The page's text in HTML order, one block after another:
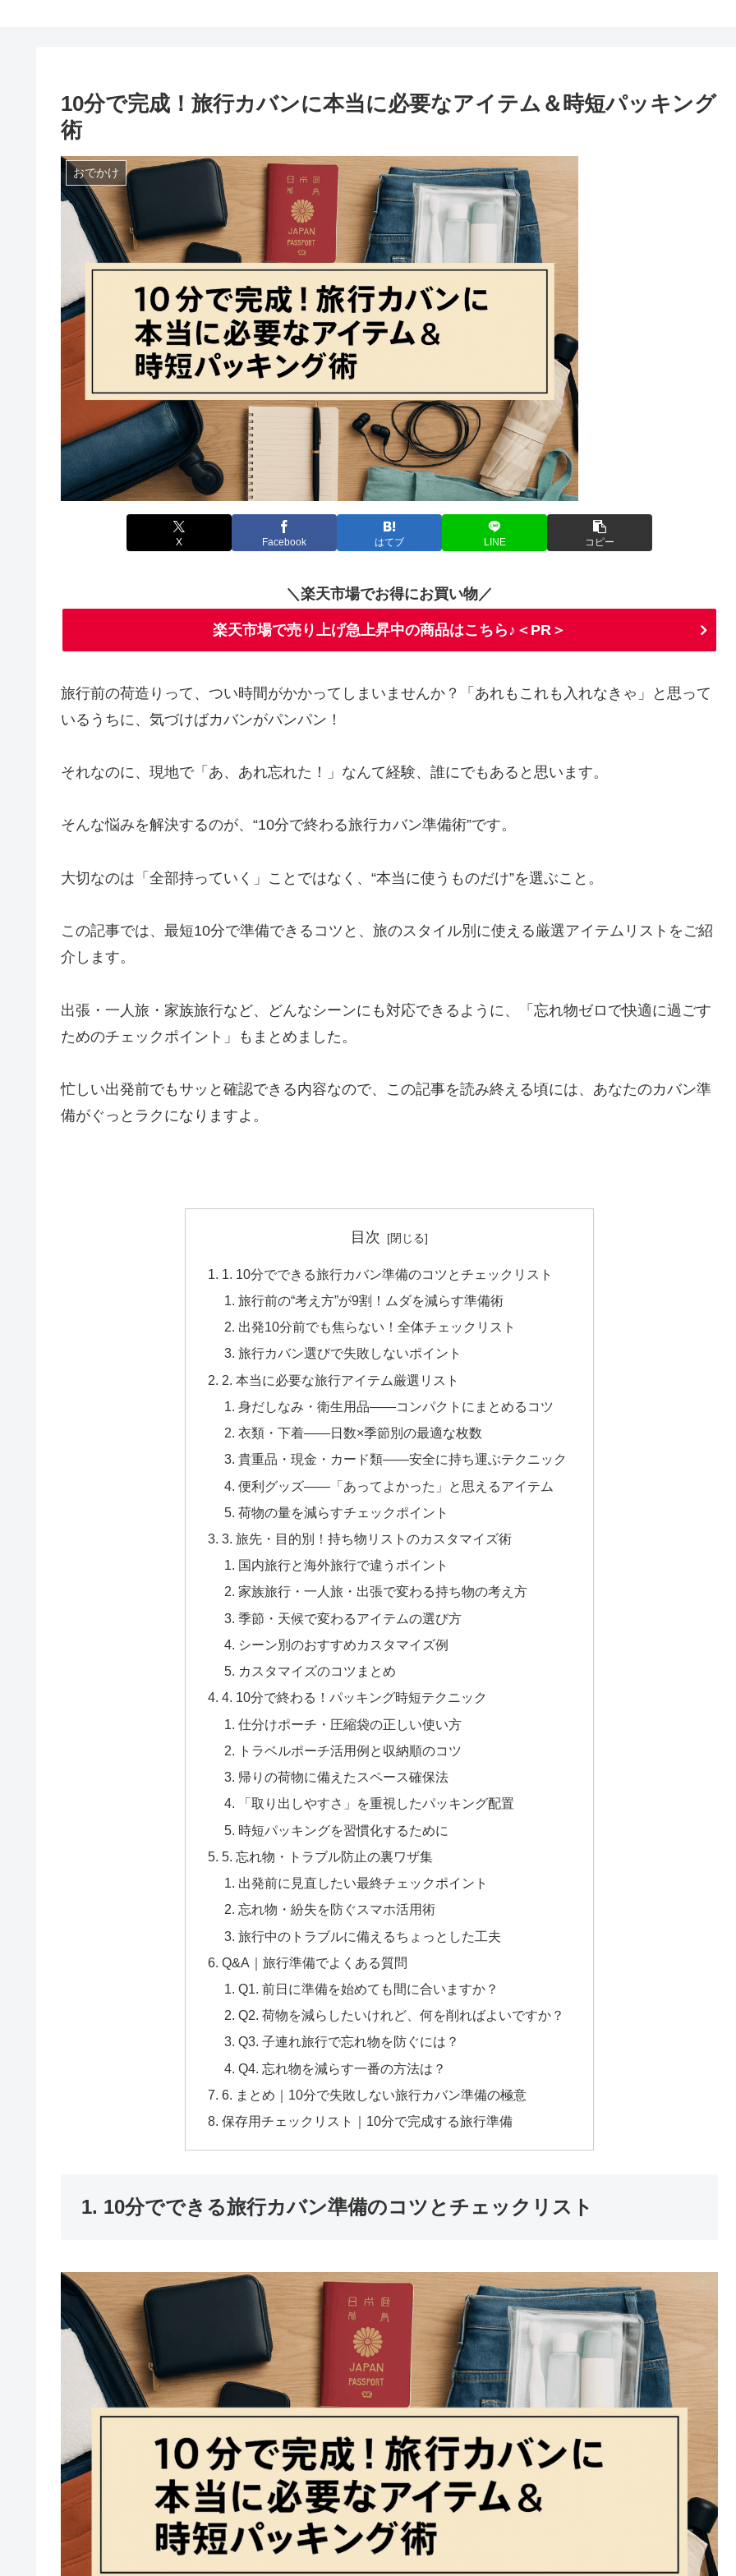
10分で完成！旅行カバンに本当に必要なアイテム＆時短パッキング
術
おでかけ
X Facebook はてブ LINE コピー
＼楽天市場でお得にお買い物／
楽天市場で売り上げ急上昇中の商品はこちら♪＜PR＞
旅行前の荷造りって、つい時間がかかってしまいませんか？「あれもこれも入れなきゃ」と思って
いるうちに、気づけばカバンがパンパン！
それなのに、現地で「あ、あれ忘れた！」なんて経験、誰にでもあると思います。
そんな悩みを解決するのが、“10分で終わる旅行カバン準備術”です。
大切なのは「全部持っていく」ことではなく、“本当に使うものだけ”を選ぶこと。
この記事では、最短10分で準備できるコツと、旅のスタイル別に使える厳選アイテムリストをご紹
介します。
出張・一人旅・家族旅行など、どんなシーンにも対応できるように、「忘れ物ゼロで快適に過ごす
ためのチェックポイント」もまとめました。
忙しい出発前でもサッと確認できる内容なので、この記事を読み終える頃には、あなたのカバン準
備がぐっとラクになりますよ。
目次
1. 10分でできる旅行カバン準備のコツとチェックリスト
旅行前の“考え方”が9割！ムダを減らす準備術
出発10分前でも焦らない！全体チェックリスト
旅行カバン選びで失敗しないポイント
2. 本当に必要な旅行アイテム厳選リスト
身だしなみ・衛生用品――コンパクトにまとめるコツ
衣類・下着――日数×季節別の最適な枚数
貴重品・現金・カード類――安全に持ち運ぶテクニック
便利グッズ――「あってよかった」と思えるアイテム
荷物の量を減らすチェックポイント
3. 旅先・目的別！持ち物リストのカスタマイズ術
国内旅行と海外旅行で違うポイント
家族旅行・一人旅・出張で変わる持ち物の考え方
季節・天候で変わるアイテムの選び方
シーン別のおすすめカスタマイズ例
カスタマイズのコツまとめ
4. 10分で終わる！パッキング時短テクニック
仕分けポーチ・圧縮袋の正しい使い方
トラベルポーチ活用例と収納順のコツ
帰りの荷物に備えたスペース確保法
「取り出しやすさ」を重視したパッキング配置
時短パッキングを習慣化するために
5. 忘れ物・トラブル防止の裏ワザ集
出発前に見直したい最終チェックポイント
忘れ物・紛失を防ぐスマホ活用術
旅行中のトラブルに備えるちょっとした工夫
Q&A｜旅行準備でよくある質問
Q1. 前日に準備を始めても間に合いますか？
Q2. 荷物を減らしたいけれど、何を削ればよいですか？
Q3. 子連れ旅行で忘れ物を防ぐには？
Q4. 忘れ物を減らす一番の方法は？
6. まとめ｜10分で失敗しない旅行カバン準備の極意
保存用チェックリスト｜10分で完成する旅行準備
1. 10分でできる旅行カバン準備のコツとチェックリスト